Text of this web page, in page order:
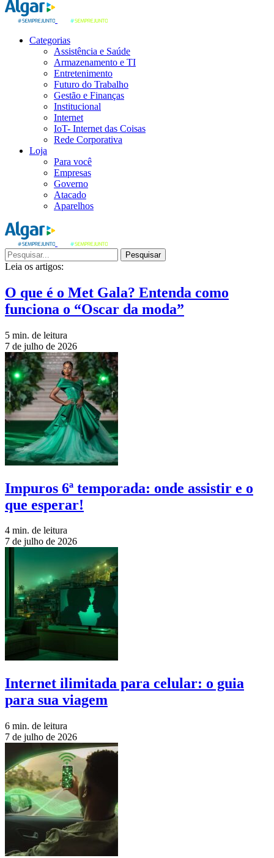
Categorias
Assistência e Saúde
Armazenamento e TI
Entretenimento
Futuro do Trabalho
Gestão e Finanças
Institucional
Internet
IoT- Internet das Coisas
Rede Corporativa
Loja
Para você
Empresas
Governo
Atacado
Aparelhos
Pesquisar
Leia os artigos:
O que é o Met Gala? Entenda como
funciona o “Oscar da moda”
5 min. de leitura
7 de julho de 2026
Impuros 6ª temporada: onde assistir e o
que esperar!
4 min. de leitura
7 de julho de 2026
Internet ilimitada para celular: o guia
para sua viagem
6 min. de leitura
7 de julho de 2026